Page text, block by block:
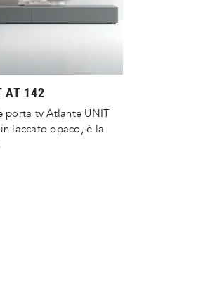
AT 142
porta tv Atlante UNIT
laccato opaco, è la